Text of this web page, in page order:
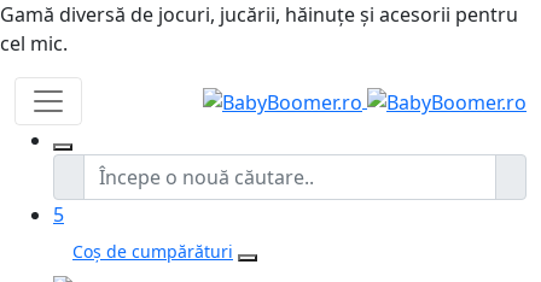
Gamă diversă de jocuri, jucării, hăinuțe și acesorii pentru
cel mic.
5
Coș de cumpărături